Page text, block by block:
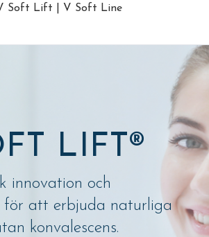
LIFT®
innovation och
för att erbjuda naturliga
konvalescens.